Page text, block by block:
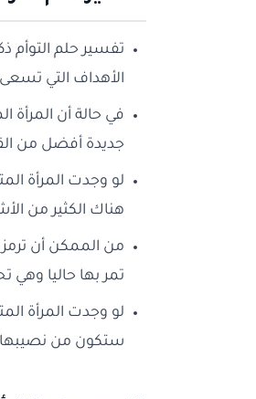
تفسير حلم التوأم
الأهداف التي
في حالة أن المرأة
جديدة أفضل من
لو وجدت المرأة
هناك الكثير من
من الممكن أن
تمر بها حاليا وهي
لو وجدت المرأة
ستكون من نصيبها